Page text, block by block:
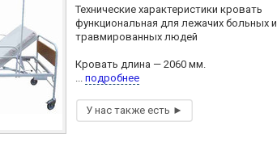
Технические характеристики кровать
функциональная для лежачих больных и
травмированных людей
Кровать длина — 2060 мм.
... подробнее